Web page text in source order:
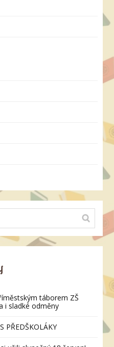
táborem ZŠ
i sladké odměny
PŘEDŠKOLÁKY